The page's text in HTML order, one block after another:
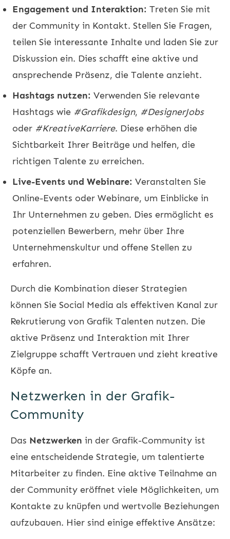
Engagement und Interaktion: Treten Sie mit
der Community in Kontakt. Stellen Sie Fragen,
teilen Sie interessante Inhalte und laden Sie zur
Diskussion ein. Dies schafft eine aktive und
ansprechende Präsenz, die Talente anzieht.
Hashtags nutzen: Verwenden Sie relevante
Hashtags wie #Grafikdesign, #DesignerJobs
oder #KreativeKarriere. Diese erhöhen die
Sichtbarkeit Ihrer Beiträge und helfen, die
richtigen Talente zu erreichen.
Live-Events und Webinare: Veranstalten Sie
Online-Events oder Webinare, um Einblicke in
Ihr Unternehmen zu geben. Dies ermöglicht es
potenziellen Bewerbern, mehr über Ihre
Unternehmenskultur und offene Stellen zu
erfahren.
Durch die Kombination dieser Strategien
können Sie Social Media als effektiven Kanal zur
Rekrutierung von Grafik Talenten nutzen. Die
aktive Präsenz und Interaktion mit Ihrer
Zielgruppe schafft Vertrauen und zieht kreative
Köpfe an.
Netzwerken in der Grafik-
Community
Das Netzwerken in der Grafik-Community ist
eine entscheidende Strategie, um talentierte
Mitarbeiter zu finden. Eine aktive Teilnahme an
der Community eröffnet viele Möglichkeiten, um
Kontakte zu knüpfen und wertvolle Beziehungen
aufzubauen. Hier sind einige effektive Ansätze: